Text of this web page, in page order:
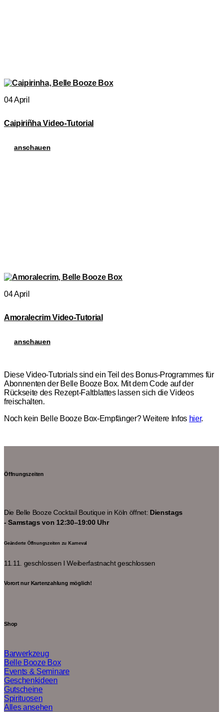
04 April
Caipiriñha Video-Tutorial
anschauen
04 April
Amoralecrim Video-Tutorial
anschauen
Diese Video-Tutorials sind ein Teil des Bonus-Programmes für
Abonnenten der Belle Booze Box. Mit dem Code auf der
Rückseite des Rezept-Faltblattes lassen sich die Videos
freischalten.
Noch kein Belle Booze Box-Empfänger? Weitere Infos hier.
Öffnungszeiten
Die Belle Booze Cocktail Boutique in Köln öffnet: Dienstags
- Samstags von 12:30–19:00 Uhr
Geänderte Öffnungszeiten zu Karneval
11.11. geschlossen IWeiberfastnacht geschlossen
Vorort nur Kartenzahlung möglich!
Shop
Barwerkzeug
Belle Booze Box
Events & Seminare
Geschenkideen
Gutscheine
Spirituosen
Alles ansehen